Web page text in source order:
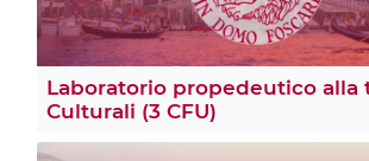
Laboratorio propedeutico alla
Culturali (3 CFU)